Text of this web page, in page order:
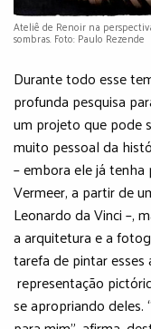
Ateliê de Renoir na
sombras. Foto: Paulo Rezende
Durante todo esse
profunda pesquisa
um projeto que pode
muito pessoal da
– embora ele já
Vermeer, a partir de
Leonardo da Vinci –,
a arquitetura e a
tarefa de pintar
representação
se apropriando deles.